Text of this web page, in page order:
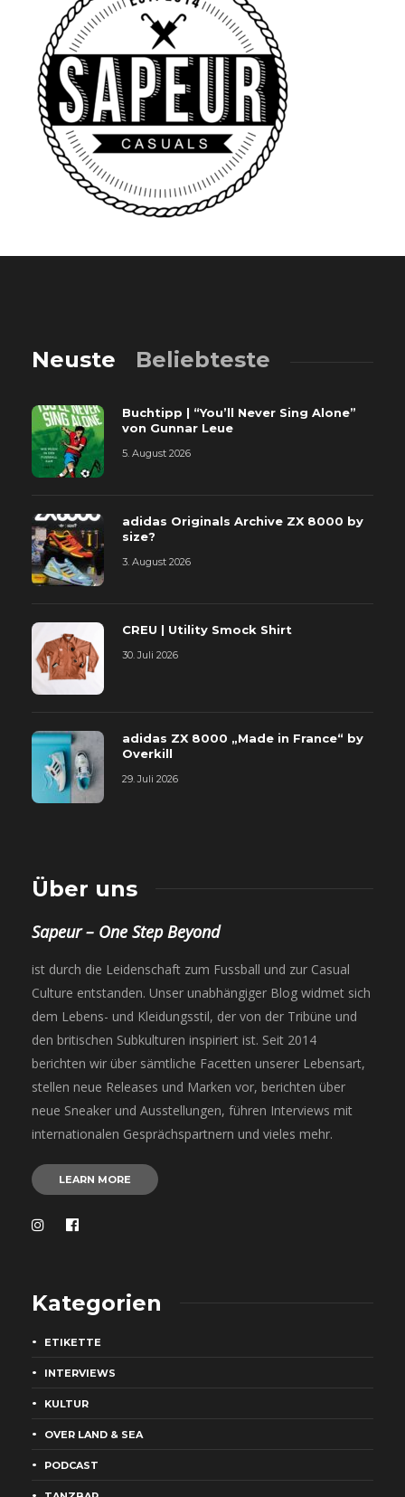
Neuste Beliebteste
Buchtipp | “You’ll Never Sing Alone”
von Gunnar Leue
5. August 2026
adidas Originals Archive ZX 8000 by
size?
3. August 2026
CREU | Utility Smock Shirt
30. Juli 2026
adidas ZX 8000 „Made in France“ by
Overkill
29. Juli 2026
Über uns
Sapeur – One Step Beyond
ist durch die Leidenschaft zum Fussball und zur Casual
Culture entstanden. Unser unabhängiger Blog widmet sich
dem Lebens- und Kleidungsstil, der von der Tribüne und
den britischen Subkulturen inspiriert ist. Seit 2014
berichten wir über sämtliche Facetten unserer Lebensart,
stellen neue Releases und Marken vor, berichten über
neue Sneaker und Ausstellungen, führen Interviews mit
internationalen Gesprächspartnern und vieles mehr.
LEARN MORE
Kategorien
ETIKETTE
INTERVIEWS
KULTUR
OVER LAND & SEA
PODCAST